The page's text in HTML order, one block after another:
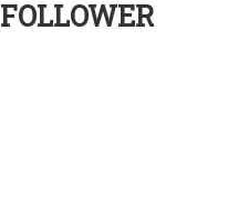
FOLLOWER